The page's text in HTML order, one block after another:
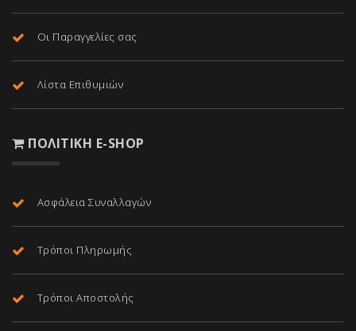
Οι Παραγγελίες σας
Λίστα Επιθυμιών
ΠΟΛΙΤΙΚΉ E-SHOP
Ασφάλεια Συναλλαγών
Τρόποι Πληρωμής
Τρόποι Αποστολής